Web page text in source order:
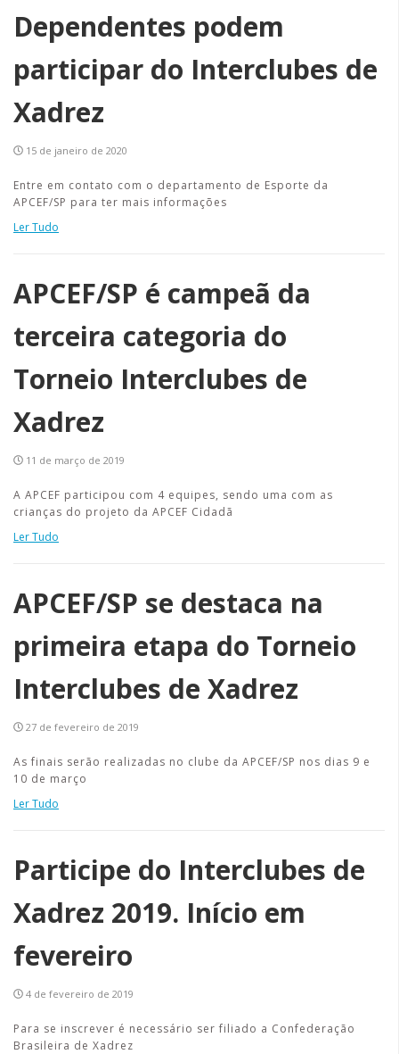
Dependentes podem
participar do Interclubes de
Xadrez
15 de janeiro de 2020
Entre em contato com o departamento de Esporte da
APCEF/SP para ter mais informações
Ler Tudo
APCEF/SP é campeã da
terceira categoria do
Torneio Interclubes de
Xadrez
11 de março de 2019
A APCEF participou com 4 equipes, sendo uma com as
crianças do projeto da APCEF Cidadã
Ler Tudo
APCEF/SP se destaca na
primeira etapa do Torneio
Interclubes de Xadrez
27 de fevereiro de 2019
As finais serão realizadas no clube da APCEF/SP nos dias 9 e
10 de março
Ler Tudo
Participe do Interclubes de
Xadrez 2019. Início em
fevereiro
4 de fevereiro de 2019
Para se inscrever é necessário ser filiado a Confederação
Brasileira de Xadrez